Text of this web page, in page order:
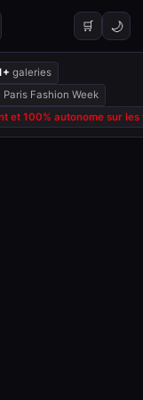
🛒 🌙
galeries
Fashion Week
100% autonome sur